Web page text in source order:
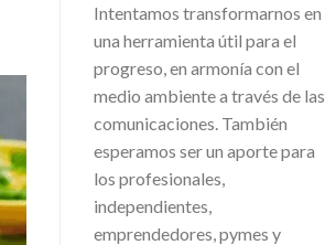
Intentamos transformarnos en
una herramienta útil para el
progreso, en armonía con el
medio ambiente a través de las
comunicaciones. También
esperamos ser un aporte para
los profesionales,
independientes,
emprendedores, pymes y